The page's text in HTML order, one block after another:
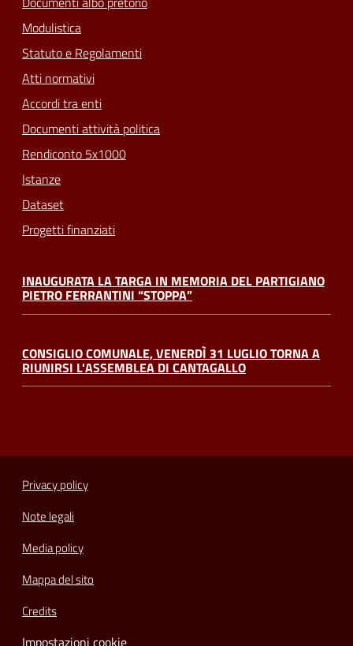
Modulistica
Statuto e Regolamenti
Atti normativi
Accordi tra enti
Documenti attività politica
Rendiconto 5x1000
Istanze
Dataset
Progetti finanziati
INAUGURATA LA TARGA IN MEMORIA DEL PARTIGIANO
PIETRO FERRANTINI “STOPPA”
CONSIGLIO COMUNALE, VENERDÌ 31 LUGLIO TORNA A
RIUNIRSI L'ASSEMBLEA DI CANTAGALLO
Privacy policy
Note legali
Media policy
Mappa del sito
Credits
Impostazioni cookie